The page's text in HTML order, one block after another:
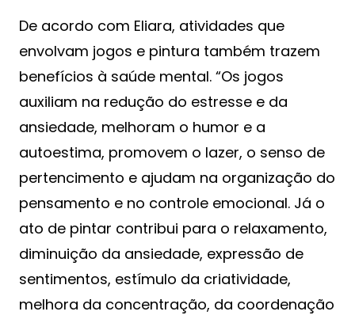
De acordo com Eliara, atividades que
envolvam jogos e pintura também trazem
benefícios à saúde mental. “Os jogos
auxiliam na redução do estresse e da
ansiedade, melhoram o humor e a
autoestima, promovem o lazer, o senso de
pertencimento e ajudam na organização do
pensamento e no controle emocional. Já o
ato de pintar contribui para o relaxamento,
diminuição da ansiedade, expressão de
sentimentos, estímulo da criatividade,
melhora da concentração, da coordenação